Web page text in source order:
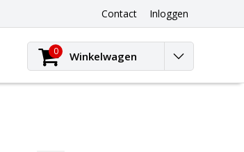
Contact Inloggen
0 Winkelwagen